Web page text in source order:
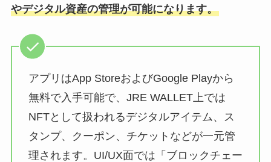
やデジタル資産の管理が可能になります。
アプリはApp StoreおよびGoogle Playから
無料で入手可能で、JRE WALLET上では
NFTとして扱われるデジタルアイテム、ス
タンプ、クーポン、チケットなどが一元管
理されます。UI/UX面では「ブロックチェー